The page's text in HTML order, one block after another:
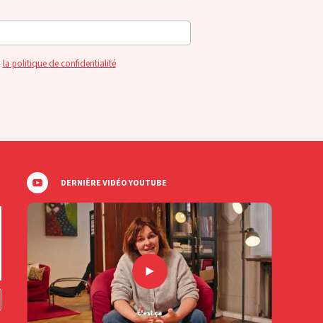
la politique de confidentialité
DERNIÈRE VIDÉO YOUTUBE